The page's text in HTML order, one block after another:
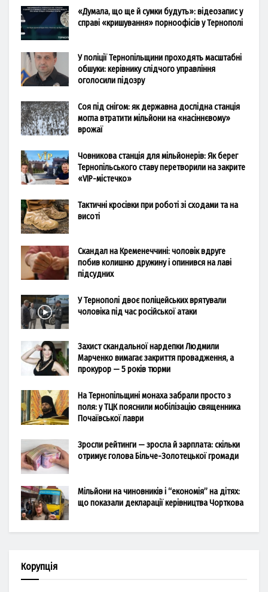
«Думала, що ще й сумки будуть»: відеозапис у
справі «кришування» порноофісів у Тернополі
У поліції Тернопільщини проходять масштабні
обшуки: керівнику слідчого управління
оголосили підозру
Соя під снігом: як державна дослідна станція
могла втратити мільйони на «насіннєвому»
врожаї
Човникова станція для мільйонерів: Як берег
Тернопільського ставу перетворили на закрите
«VIP-містечко»
Тактичні кросівки при роботі зі сходами та на
висоті
Скандал на Кременеччині: чоловік вдруге
побив колишню дружину і опинився на лаві
підсудних
У Тернополі двоє поліцейських врятували
чоловіка під час російської атаки
Захист скандальної нардепки Людмили
Марченко вимагає закриття провадження, а
прокурор — 5 років тюрми
На Тернопільщині монаха забрали просто з
поля: у ТЦК пояснили мобілізацію священника
Почаївської лаври
Зросли рейтинги — зросла й зарплата: скільки
отримує голова Більче-Золотецької громади
Мільйони на чиновників і “економія” на дітях:
що показали декларації керівництва Чорткова
Корупція